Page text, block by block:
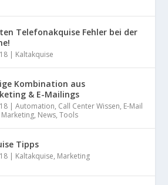
Telefonakquise Fehler bei der
| Kaltakquise
Kombination aus
& E-Mailings
|Automation, Call Center Wissen, E-Mail
Marketing, News,Tools
Tipps
| Kaltakquise, Marketing